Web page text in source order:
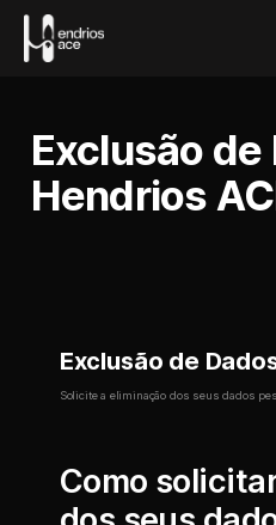
Exclusão de
Hendrios
Exclusão de
Solicite a eliminação dos seus dados
Como